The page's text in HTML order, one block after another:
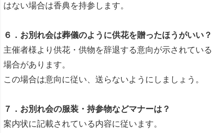
はない場合は香典を持参します。
６．お別れ会は葬儀のように供花を贈ったほうがいい？
主催者様より供花・供物を辞退する意向が示されている
場合があります。
この場合は意向に従い、送らないようにしましょう。
７．お別れ会の服装・持参物などマナーは？
案内状に記載されている内容に従います。